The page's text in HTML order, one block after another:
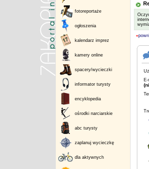
fotoreportaże
ogłoszenia
kalendarz imprez
kamery online
spacery/wycieczki
informator turysty
encyklopedia
ośrodki narciarskie
abc turysty
zaplanuj wycieczkę
dla aktywnych
«
E-